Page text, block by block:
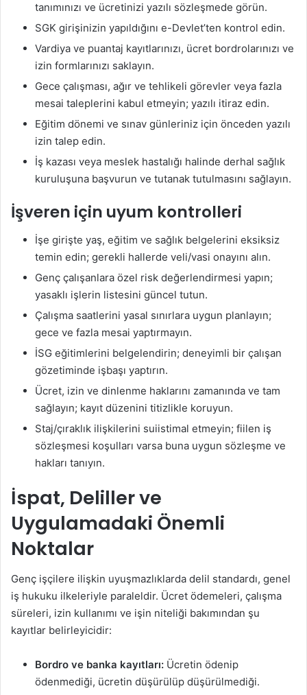
tanımınızı ve ücretinizi yazılı sözleşmede görün.
SGK girişinizin yapıldığını e-Devlet’ten kontrol edin.
Vardiya ve puantaj kayıtlarınızı, ücret bordrolarınızı ve
izin formlarınızı saklayın.
Gece çalışması, ağır ve tehlikeli görevler veya fazla
mesai taleplerini kabul etmeyin; yazılı itiraz edin.
Eğitim dönemi ve sınav günleriniz için önceden yazılı
izin talep edin.
İş kazası veya meslek hastalığı halinde derhal sağlık
kuruluşuna başvurun ve tutanak tutulmasını sağlayın.
İşveren için uyum kontrolleri
İşe girişte yaş, eğitim ve sağlık belgelerini eksiksiz
temin edin; gerekli hallerde veli/vasi onayını alın.
Genç çalışanlara özel risk değerlendirmesi yapın;
yasaklı işlerin listesini güncel tutun.
Çalışma saatlerini yasal sınırlara uygun planlayın;
gece ve fazla mesai yaptırmayın.
İSG eğitimlerini belgelendirin; deneyimli bir çalışan
gözetiminde işbaşı yaptırın.
Ücret, izin ve dinlenme haklarını zamanında ve tam
sağlayın; kayıt düzenini titizlikle koruyun.
Staj/çıraklık ilişkilerini suiistimal etmeyin; fiilen iş
sözleşmesi koşulları varsa buna uygun sözleşme ve
hakları tanıyın.
İspat, Deliller ve
Uygulamadaki Önemli
Noktalar
Genç işçilere ilişkin uyuşmazlıklarda delil standardı, genel
iş hukuku ilkeleriyle paraleldir. Ücret ödemeleri, çalışma
süreleri, izin kullanımı ve işin niteliği bakımından şu
kayıtlar belirleyicidir:
Bordro ve banka kayıtları: Ücretin ödenip
ödenmediği, ücretin düşürülüp düşürülmediği.